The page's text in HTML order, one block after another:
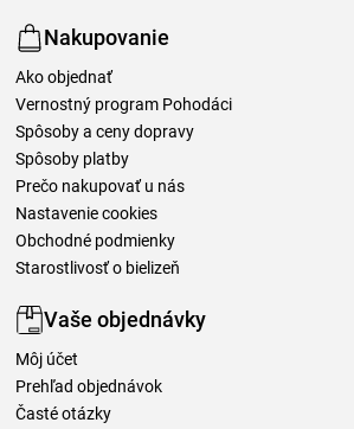
Nakupovanie
Ako objednať
Vernostný program Pohodáci
Spôsoby a ceny dopravy
Spôsoby platby
Prečo nakupovať u nás
Nastavenie cookies
Obchodné podmienky
Starostlivosť o bielizeň
Vaše objednávky
Môj účet
Prehľad objednávok
Časté otázky